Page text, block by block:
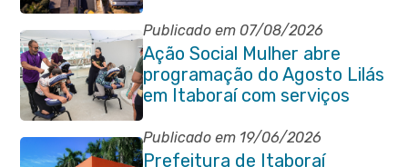
Publicado em 07/08/2026
Ação Social Mulher abre
programação do Agosto Lilás
em Itaboraí com serviços
gratuitos e orientações
Publicado em 19/06/2026
Prefeitura de Itaboraí